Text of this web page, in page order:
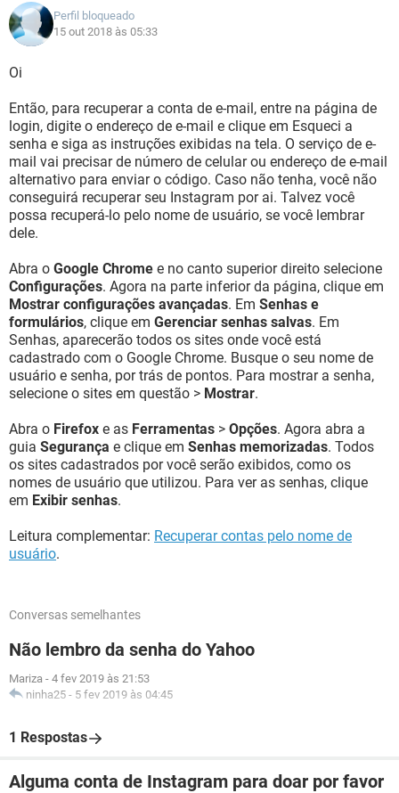
Perfil bloqueado
15 out 2018 às 05:33
Oi
Então, para recuperar a conta de e-mail, entre na página de
login, digite o endereço de e-mail e clique em Esqueci a
senha e siga as instruções exibidas na tela. O serviço de e-
mail vai precisar de número de celular ou endereço de e-mail
alternativo para enviar o código. Caso não tenha, você não
conseguirá recuperar seu Instagram por ai. Talvez você
possa recuperá-lo pelo nome de usuário, se você lembrar
dele.
Abra o Google Chrome e no canto superior direito selecione
Configurações. Agora na parte inferior da página, clique em
Mostrar configurações avançadas. Em Senhas e
formulários, clique em Gerenciar senhas salvas. Em
Senhas, aparecerão todos os sites onde você está
cadastrado com o Google Chrome. Busque o seu nome de
usuário e senha, por trás de pontos. Para mostrar a senha,
selecione o sites em questão > Mostrar.
Abra o Firefox e as Ferramentas > Opções. Agora abra a
guia Segurança e clique em Senhas memorizadas. Todos
os sites cadastrados por você serão exibidos, como os
nomes de usuário que utilizou. Para ver as senhas, clique
em Exibir senhas.
Leitura complementar: Recuperar contas pelo nome de
usuário.
Conversas semelhantes
Não lembro da senha do Yahoo
Mariza - 4 fev 2019 às 21:53
ninha25 - 5 fev 2019 às 04:45
1 Respostas
Alguma conta de Instagram para doar por favor